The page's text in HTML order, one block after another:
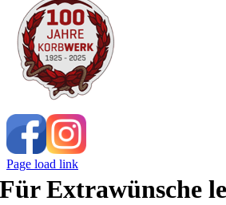
Page load link
Für Extrawünsche